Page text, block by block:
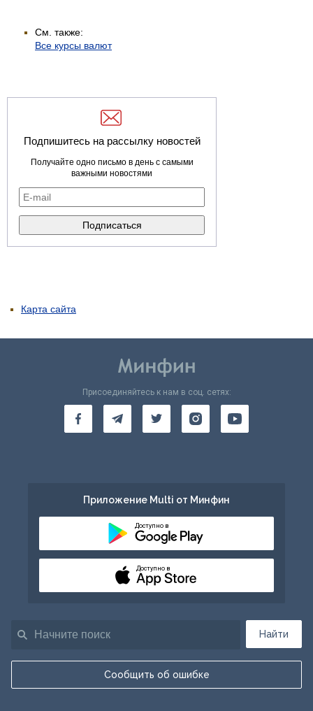
См. также:
Все курсы валют
Подпишитесь на рассылку новостей
Получайте одно письмо в день с самыми
важными новостями
Карта сайта
Найти
Сообщить об ошибке
Присоединяйтесь к нам в соц. сетях:
Приложение Multi от Минфин
Доступно в
Доступно в